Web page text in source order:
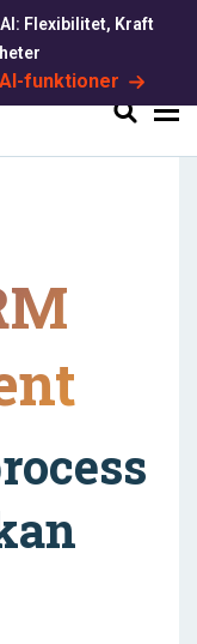
Sök
Flexibilitet, Kraft
funktioner